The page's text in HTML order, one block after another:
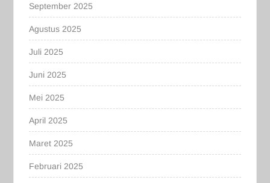
September 2025
Agustus 2025
Juli 2025
Juni 2025
Mei 2025
April 2025
Maret 2025
Februari 2025